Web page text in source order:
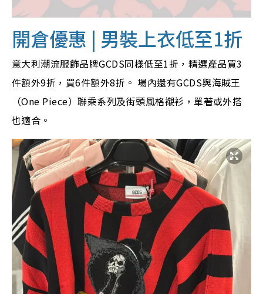
開倉優惠 | 男裝上衣低至1折
意大利潮流服飾品牌GCDS同樣低至1折，精選產品買3
件額外9折，買6件額外8折。 場內還有GCDS與海賊王
（One Piece）聯乘系列及街頭風格襯衫，單著或外搭
也適合。